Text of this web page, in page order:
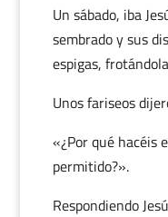
Un sábado, iba
sembrado y sus
espigas,
Unos fariseos
«¿Por qué hacéis
permitido?».
Respondiendo